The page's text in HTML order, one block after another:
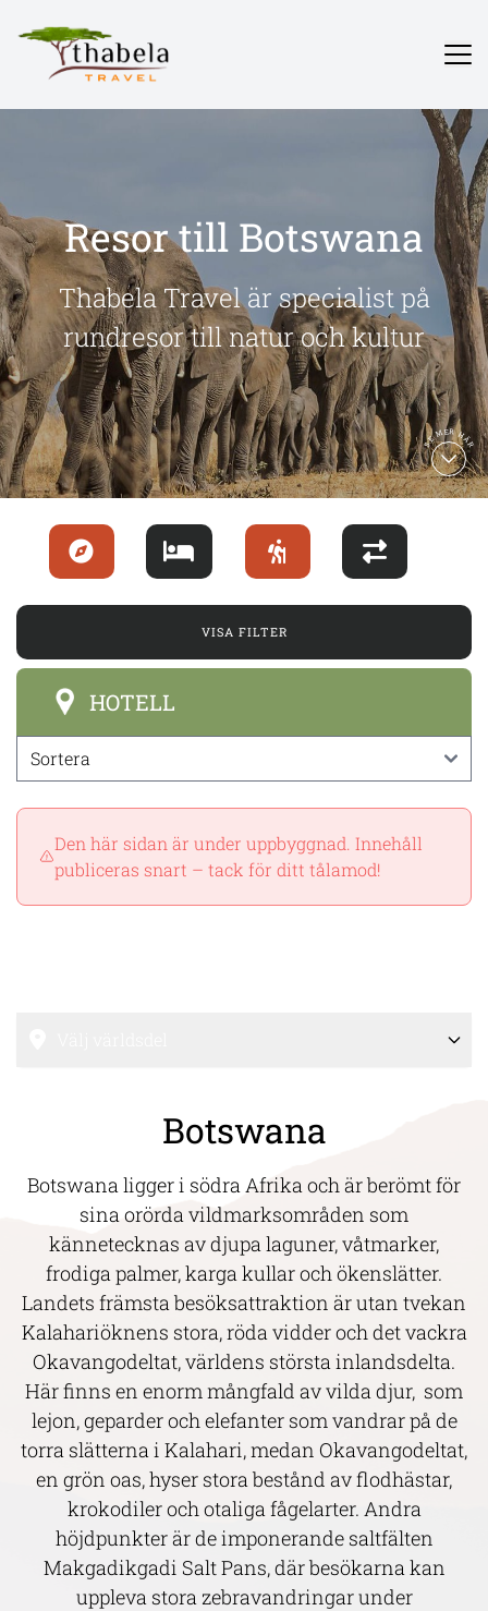
SE MER HÄR
Resor till Botswana
Thabela Travel är specialist på
rundresor till natur och kultur
VISA FILTER
HOTELL
Den här sidan är under uppbyggnad. Innehåll
publiceras snart – tack för ditt tålamod!
Botswana
Botswana ligger i södra Afrika och är berömt för
sina orörda vildmarksområden som
kännetecknas av djupa laguner, våtmarker,
frodiga palmer, karga kullar och ökenslätter.
Landets främsta besöksattraktion är utan tvekan
Kalahariöknens stora, röda vidder och det vackra
Okavangodeltat, världens största inlandsdelta.
Här finns en enorm mångfald av vilda djur, som
lejon, geparder och elefanter som vandrar på de
torra slätterna i Kalahari, medan Okavangodeltat,
en grön oas, hyser stora bestånd av flodhästar,
krokodiler och otaliga fågelarter. Andra
höjdpunkter är de imponerande saltfälten
Makgadikgadi Salt Pans, där besökarna kan
uppleva stora zebravandringar under